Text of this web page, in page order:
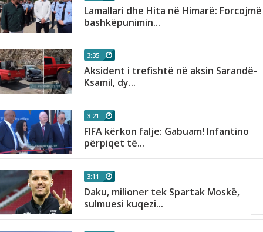
Lamallari dhe Hita në Himarë: Forcojmë
bashkëpunimin...
3:35
Aksident i trefishtë në aksin Sarandë-
Ksamil, dy...
3:21
FIFA kërkon falje: Gabuam! Infantino
përpiqet të...
3:11
Daku, milioner tek Spartak Moskë,
sulmuesi kuqezi...